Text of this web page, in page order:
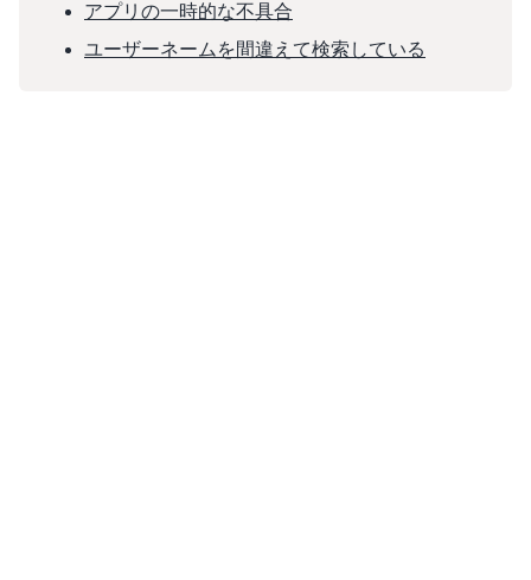
アプリの一時的な不具合
ユーザーネームを間違えて検索している